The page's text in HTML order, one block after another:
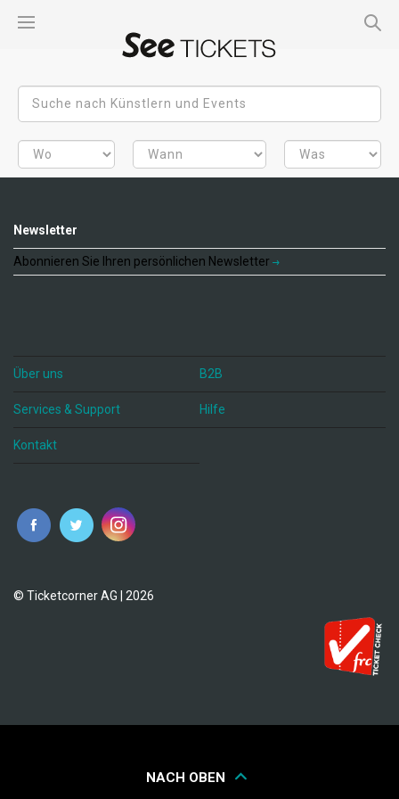
Newsletter
Abonnieren Sie Ihren persönlichen Newsletter
Über uns B2B
Services & Support Hilfe
Kontakt
© Ticketcorner AG | 2026
NACH OBEN